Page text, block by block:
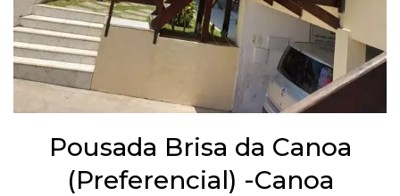
Pousada Brisa da Canoa
(Preferencial) -Canoa